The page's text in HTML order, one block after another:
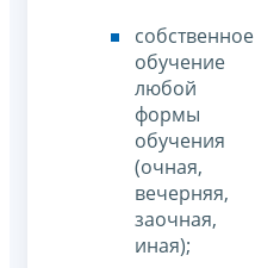
собственное
обучение
любой
формы
обучения
(очная,
вечерняя,
заочная,
иная);